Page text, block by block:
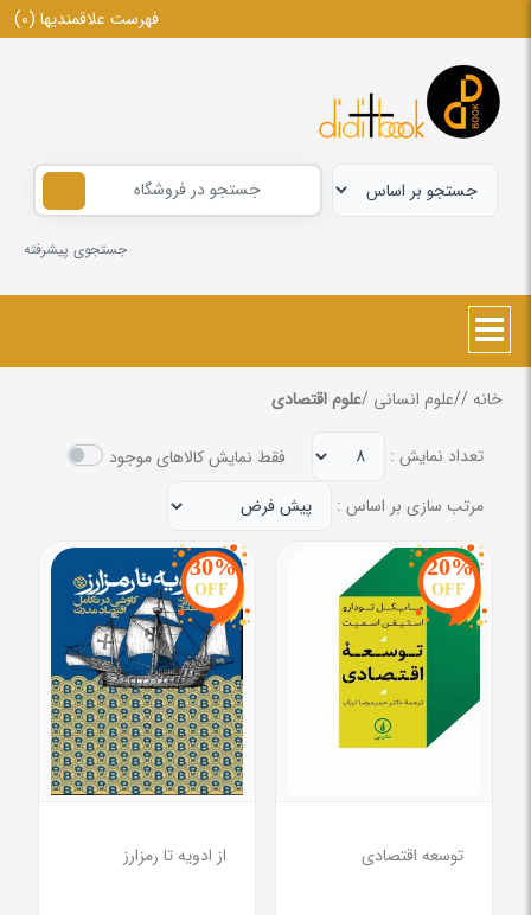
فهرست علاقمندیها (0)
جستجوی پیشرفته
خانه /
/علوم انسانی /علوم اقتصادی
تعداد نمایش :
فقط نمایش کالاهای موجود
مرتب سازی بر اساس :
20%
OFF
توسعه اقتصادی
30%
OFF
از ادویه تا رمزارز